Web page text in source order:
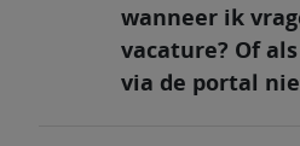
wanneer ik
vacature? Of
via de portal